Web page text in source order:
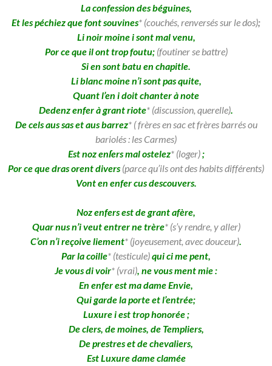
La confession des béguines,
Et les péchiez que font souvines* (couchés, renversés sur le dos);
Li noir moine i sont mal venu,
Por ce que il ont trop foutu; (foutiner se battre)
Si en sont batu en chapitle.
Li blanc moine n’i sont pas quite,
Quant l’en i doit chanter à note
Dedenz enfer à grant riote* (discussion, querelle).
De cels aus sas et aus barrez* ( frères en sac et frères barrés ou
bariolés : les Carmes)
Est noz enſers mal ostelez* (loger);
Por ce que dras orent divers(parce qu’ils ont des habits différents)
Vont en enfer cus descouvers.
Noz enfers est de grant afère,
Quar nus n’i veut entrer ne trère* (s’y rendre, y aller)
C’on n’i reçoive liement* (joyeusement, avec douceur).
Par la coille* (testicule)qui ci me pent,
Je vous di voir* (vrai), ne vous ment mie :
En enfer est ma dame Envie,
Qui garde la porte et l’entrée;
Luxure i est trop honorée ;
De clers, de moines, de Templiers,
De prestres et de chevaliers,
Est Luxure dame clamée